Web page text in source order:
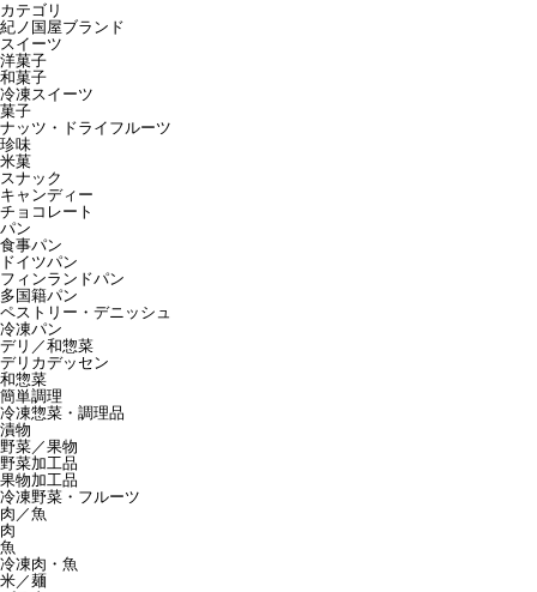
カテゴリ
紀ノ国屋ブランド
スイーツ
洋菓子
和菓子
冷凍スイーツ
菓子
ナッツ・ドライフルーツ
珍味
米菓
スナック
キャンディー
チョコレート
パン
食事パン
ドイツパン
フィンランドパン
多国籍パン
ペストリー・デニッシュ
冷凍パン
デリ／和惣菜
デリカデッセン
和惣菜
簡単調理
冷凍惣菜・調理品
漬物
野菜／果物
野菜加工品
果物加工品
冷凍野菜・フルーツ
肉／魚
肉
魚
冷凍肉・魚
米／麺